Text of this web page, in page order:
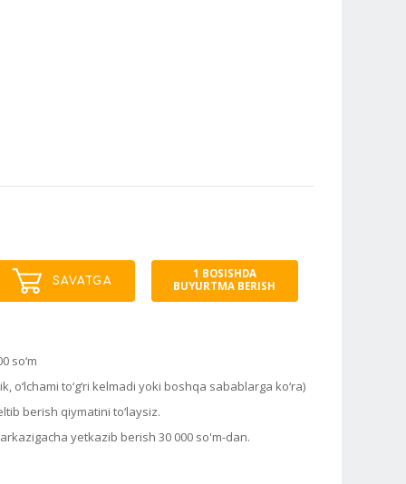
SAVATGA
1 BOSISHDA
BUYURTMA BERISH
so‘m
o‘lchami to‘g‘ri kelmadi yoki boshqa sabablarga ko‘ra)
berish qiymatini to‘laysiz.
yetkazib berish 30 000 so'm-dan.